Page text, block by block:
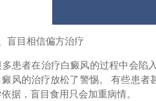
目相信偏方治疗
者在治疗白癜风的过程中会陷入
风的治疗放松了警惕。 有些患者
据，盲目食用只会加重病情。